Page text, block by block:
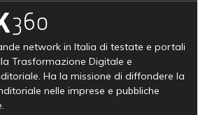
network in Italia di testate e portali
Trasformazione Digitale e
Ha la missione di diffondere la
nelle imprese e pubbliche